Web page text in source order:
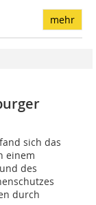
mehr
sich das
einem
des
durch